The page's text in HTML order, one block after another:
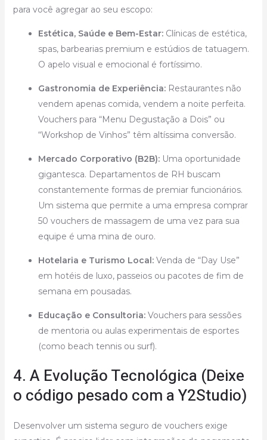
para você agregar ao seu escopo:
Estética, Saúde e Bem-Estar:Clínicas de estética,
spas, barbearias premium e estúdios de tatuagem.
O apelo visual e emocional é fortíssimo.
Gastronomia de Experiência:Restaurantes não
vendem apenas comida, vendem a noite perfeita.
Vouchers para “Menu Degustação a Dois” ou
“Workshop de Vinhos” têm altíssima conversão.
Mercado Corporativo (B2B):Uma oportunidade
gigantesca. Departamentos de RH buscam
constantemente formas de premiar funcionários.
Um sistema que permite a uma empresa comprar
50 vouchers de massagem de uma vez para sua
equipe é uma mina de ouro.
Hotelaria e Turismo Local:Venda de “Day Use”
em hotéis de luxo, passeios ou pacotes de fim de
semana em pousadas.
Educação e Consultoria:Vouchers para sessões
de mentoria ou aulas experimentais de esportes
(como beach tennis ou surf).
4. A Evolução Tecnológica (Deixe
o código pesado com a Y2Studio)
Desenvolver um sistema seguro de vouchers exige